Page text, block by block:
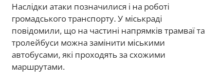
Наслідки атаки позначилися і на роботі
громадського транспорту. У міськраді
повідомили, що на частині напрямків трамваї та
тролейбуси можна замінити міськими
автобусами, які проходять за схожими
маршрутами.